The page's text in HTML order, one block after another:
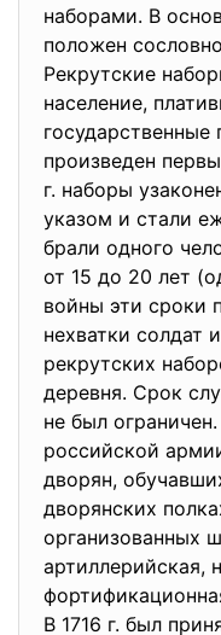
наборами. В
положен
Рекрутские
население,
произведен
г. наборы
указом и стали
брали одного
от 15 до 20 лет
войны эти сроки
нехватки солдат
рекрутских
деревня. Срок
не был
российской
дворян,
дворянских
организованных
артиллерийская,
В 1716 г. был